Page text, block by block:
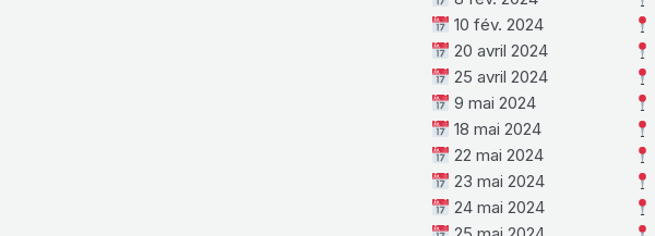
10 fév. 2024
20 avril 2024
25 avril 2024
9 mai 2024
18 mai 2024
22 mai 2024
23 mai 2024
24 mai 2024